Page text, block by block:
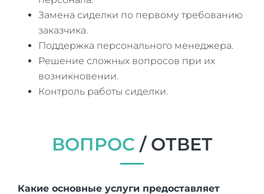
Замена сиделки по первому требованию
заказчика.
Поддержка персонального менеджера.
Решение сложных вопросов при их
возникновении.
Контроль работы сиделки.
ВОПРОС / ОТВЕТ
Какие основные услуги предоставляет